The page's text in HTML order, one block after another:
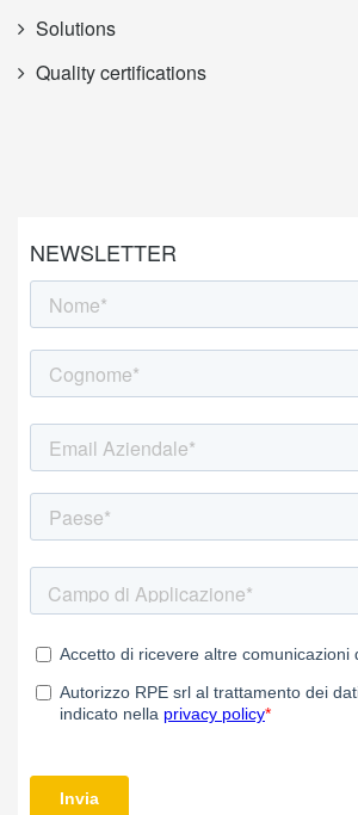
Solutions
Quality certifications
NEWSLETTER